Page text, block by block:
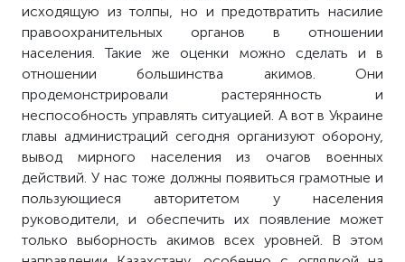
исходящую из толпы, но и предотвратить насилие
правоохранительных органов в отношении
населения. Такие же оценки можно сделать и в
отношении большинства акимов. Они
продемонстрировали растерянность и
неспособность управлять ситуацией. А вот в Украине
главы администраций сегодня организуют оборону,
вывод мирного населения из очагов военных
действий. У нас тоже должны появиться грамотные и
пользующиеся авторитетом у населения
руководители, и обеспечить их появление может
только выборность акимов всех уровней. В этом